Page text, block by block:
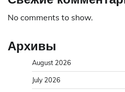
No comments to show.
Архивы
August 2026
July 2026